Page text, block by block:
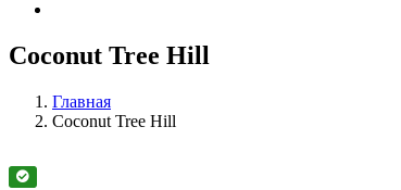
Coconut Tree Hill
Главная
Coconut Tree Hill